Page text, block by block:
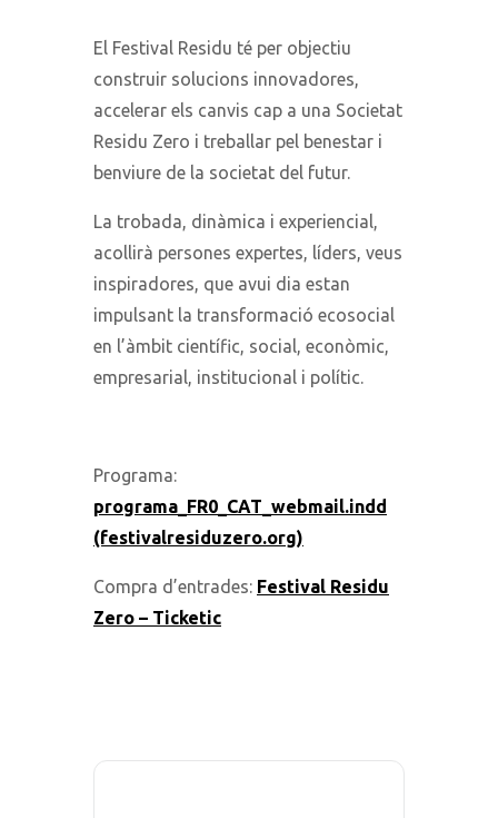
El Festival Residu té per objectiu
construir solucions innovadores,
accelerar els canvis cap a una Societat
Residu Zero i treballar pel benestar i
benviure de la societat del futur.
La trobada, dinàmica i experiencial,
acollirà persones expertes, líders, veus
inspiradores, que avui dia estan
impulsant la transformació ecosocial
en l’àmbit científic, social, econòmic,
empresarial, institucional i polític.
Programa:
programa_FR0_CAT_webmail.indd
(festivalresiduzero.org)
Compra d’entrades: Festival Residu
Zero – Ticketic